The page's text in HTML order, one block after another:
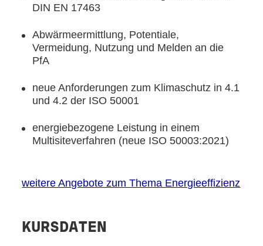
DIN EN 17463
Abwärmeermittlung, Potentiale,
Vermeidung, Nutzung und Melden an die
PfA
neue Anforderungen zum Klimaschutz in 4.1
und 4.2 der ISO 50001
energiebezogene Leistung in einem
Multisiteverfahren (neue ISO 50003:2021)
weitere Angebote zum Thema Energieeffizienz
KURSDATEN